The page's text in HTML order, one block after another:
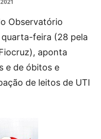
Observatório
feira (28 pela
aponta
e de óbitos e
de leitos de UTI